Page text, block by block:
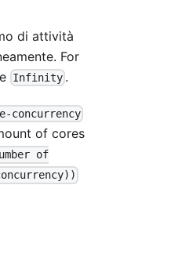
di attività
For
Infinity .
concurrency
of cores
of